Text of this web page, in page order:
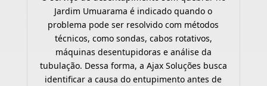
Jardim Umuarama é indicado quando o
problema pode ser resolvido com métodos
técnicos, como sondas, cabos rotativos,
máquinas desentupidoras e análise da
tubulação. Dessa forma, a Ajax Soluções busca
identificar a causa do entupimento antes de